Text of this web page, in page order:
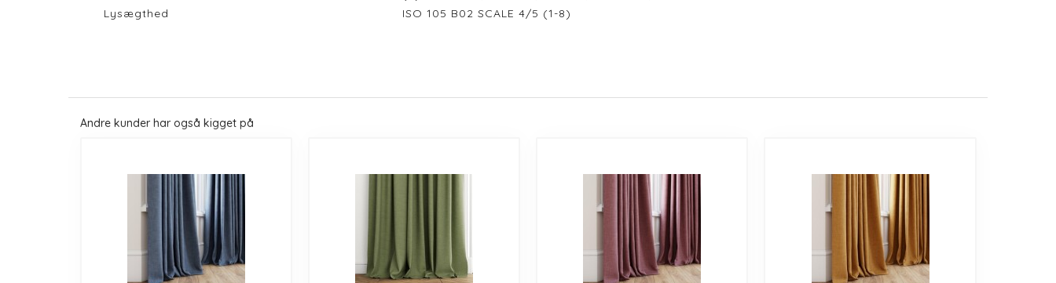
Lysægthed
ISO 105 B02 SCALE 4/5 (1-8)
Andre kunder har også kigget på